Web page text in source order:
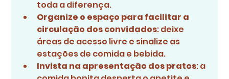
toda a diferença.
Organize o espaço para facilitar a
circulação dos convidados: deixe
áreas de acesso livre e sinalize as
estações de comida e bebida.
Invista na apresentação dos pratos: a